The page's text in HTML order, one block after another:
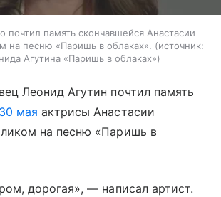
почтил память скончавшейся Анастасии
на песню «Паришь в облаках».
источник:
Агутина «Паришь в облаках»
Леонид Агутин почтил память
мая актрисы Анастасии
на песню «Паришь в
дорогая», — написал артист.